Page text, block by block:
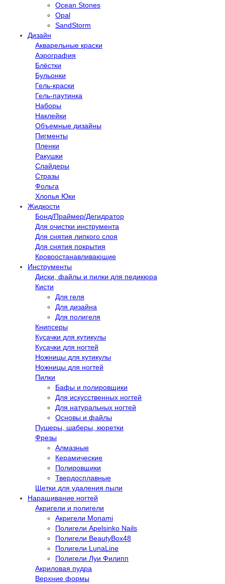
Ocean Stones
Opal
SandStorm
Дизайн
Акварельные краски
Аэрография
Блёстки
Бульонки
Гель-краски
Гель-паутинка
Наборы
Наклейки
Объемные дизайны
Пигменты
Пленки
Ракушки
Слайдеры
Стразы
Фольга
Хлопья Юки
Жидкости
Бонд/Праймер/Дегидратор
Для очистки инструмента
Для снятия липкого слоя
Для снятия покрытия
Кровоостанавливающие
Инструменты
Диски, файлы и пилки для педикюра
Кисти
Для геля
Для дизайна
Для полигеля
Книпсеры
Кусачки для кутикулы
Кусачки для ногтей
Ножницы для кутикулы
Ножницы для ногтей
Пилки
Бафы и полировщики
Для искусственных ногтей
Для натуральных ногтей
Основы и файлы
Пушеры, шаберы, кюретки
Фрезы
Алмазные
Керамические
Полировщики
Твердосплавные
Щетки для удаления пыли
Наращивание ногтей
Акригели и полигели
Акригели Monami
Полигели Apelsinko Nails
Полигели BeautyBox48
Полигели LunaLine
Полигели Луи Филипп
Акриловая пудра
Верхние формы